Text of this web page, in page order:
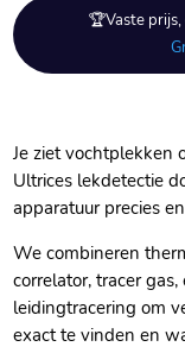
🏆Vaste prijs,
Je ziet vochtplekken
Ultrices lekdetectie
apparatuur precies
We combineren
correlator, tracer
leidingtracering om
exact te vinden en